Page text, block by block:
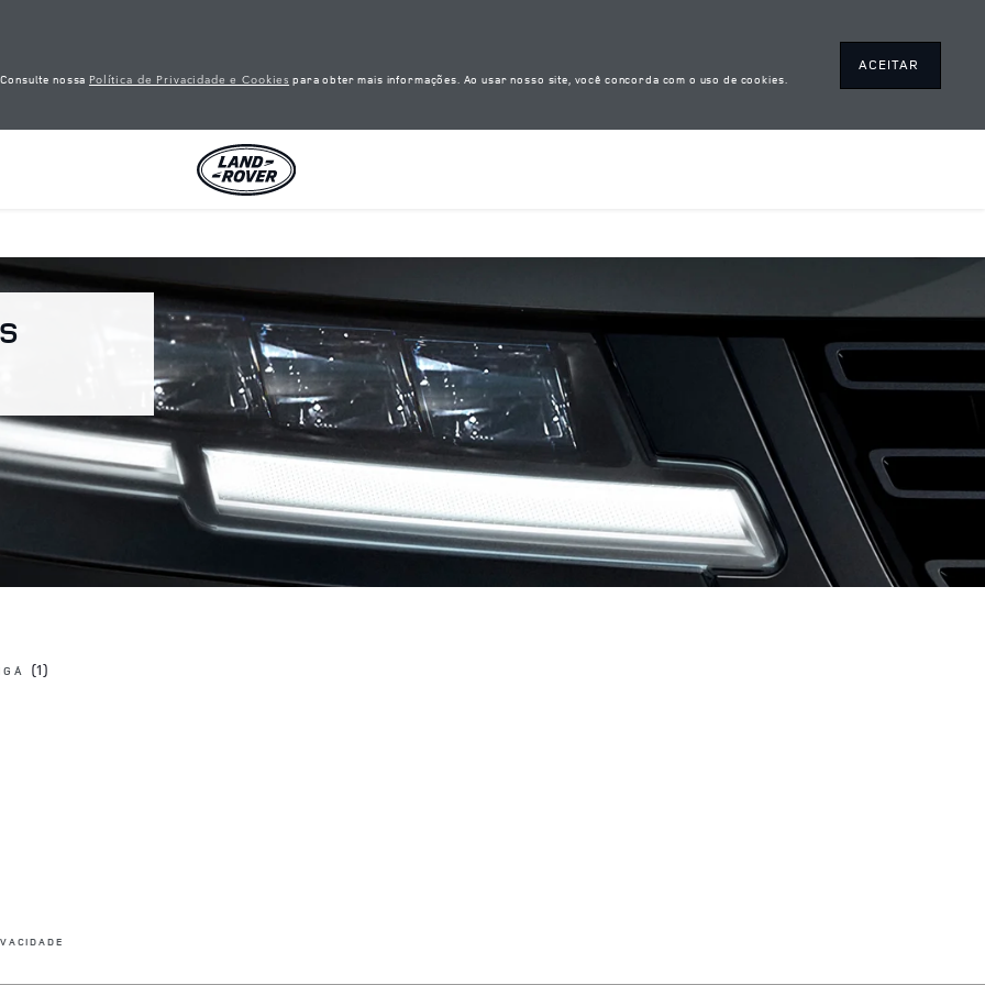
nossa Política de Privacidade e Cookies para obter mais informações. Ao usar nosso site, você concorda com o uso de cookies.
ACEITAR